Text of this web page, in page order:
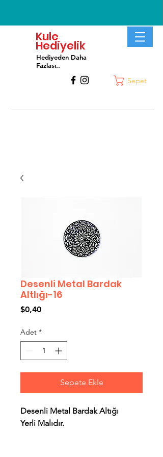
Kule
Hediyelik
Hediyeden Daha
Fazlası..
Sepet
Desenli Metal Bardak
Altlığı-16
$0,40Fiyat
Adet *
Sepete Ekle
Desenli Metal Bardak Altığı
Yerli Malıdır.